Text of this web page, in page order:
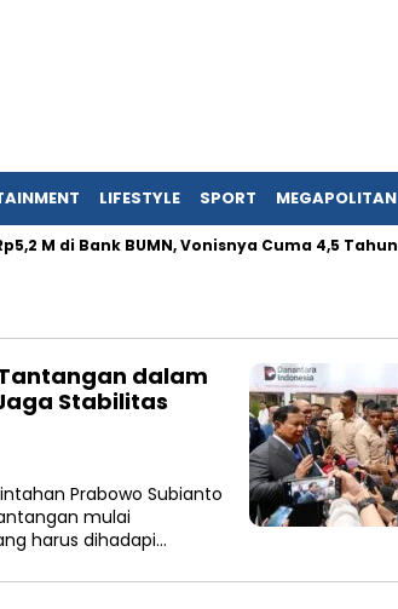
LIFESTYLE SPORT MEGAPOLITAN
M di Bank BUMN, Vonisnya Cuma 4,5 Tahun
dalam
Stabilitas
Prabowo Subianto
mulai
harus dihadapi…